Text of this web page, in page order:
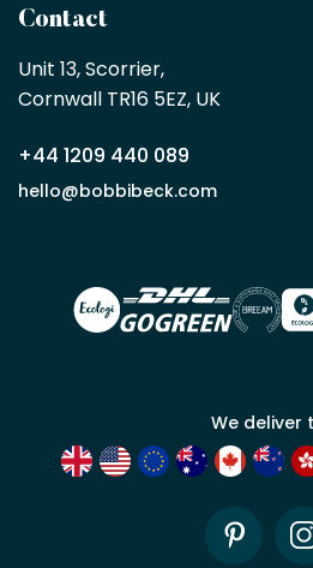
sans
minimum
en
partenaire
commercial
Demander
un compte
Contact
Unit 13, Scorrier,
Cornwall TR16 5EZ, UK
+44 1209 440 089
hello@bobbibeck.com
We deliver